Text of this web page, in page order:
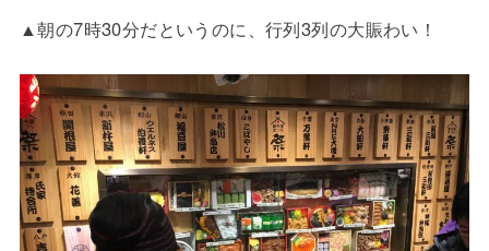
▲朝の7時30分だというのに、行列3列の大賑わい！